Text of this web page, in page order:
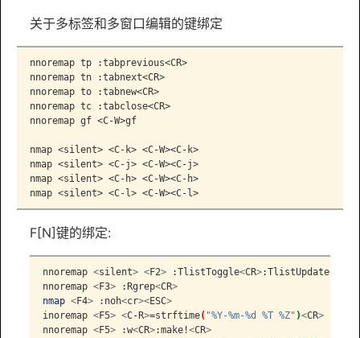
关于多标签和多窗口编辑的键绑定
nnoremap tp :tabprevious<CR>
nnoremap tn :tabnext<CR>
nnoremap to :tabnew<CR>
nnoremap tc :tabclose<CR>
nnoremap gf <C-W>gf
nmap <silent> <C-k> <C-W><C-k>
nmap <silent> <C-j> <C-W><C-j>
nmap <silent> <C-h> <C-W><C-h>
nmap <silent> <C-l> <C-W><C-l>
F[N]键的绑定:
nnoremap <silent> <F2> :TlistToggle<CR>:TlistUpdate<
nnoremap <F3> :Rgrep<CR>
nmap <F4> :noh<cr><ESC>
inoremap <F5> <C-R>=strftime( "%Y-%m-%d %T %Z" )<CR>
nnoremap <F5> :w<CR>:make!<CR>